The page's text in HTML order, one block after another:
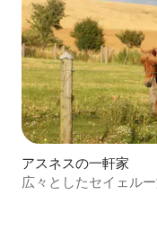
アスネスの一軒家
広々としたセイェル